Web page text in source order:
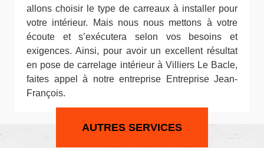
allons choisir le type de carreaux à installer pour
votre intérieur. Mais nous nous mettons à votre
écoute et s’exécutera selon vos besoins et
exigences. Ainsi, pour avoir un excellent résultat
en pose de carrelage intérieur à Villiers Le Bacle,
faites appel à notre entreprise Entreprise Jean-
François.
AUTRES SERVICES